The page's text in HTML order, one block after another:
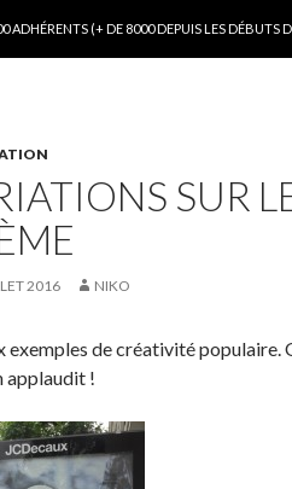
ADHÉRENTS (+ DE 8000 DEPUIS LES DÉBUTS
SUR
2016 NIKO
exemples de créativité populaire.
applaudit !